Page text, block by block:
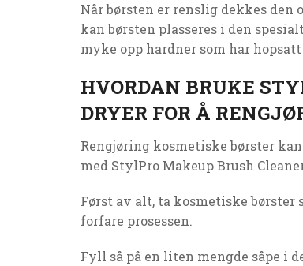
Når børsten er renslig dekkes
kan børsten plasseres i den
myke opp hardner som har
HVORDAN BRUKE
DRYER FOR Å
Rengjøring kosmetiske børster
med StylPro Makeup Brush
Først av alt, ta kosmetiske børster
forfare prosessen.
Fyll så på en liten mengde såpe i